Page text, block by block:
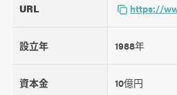
URL https://
設立年 1988年
資本金 10億円